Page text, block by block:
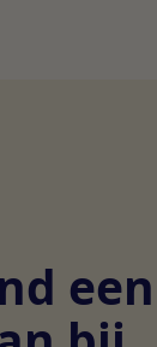
een